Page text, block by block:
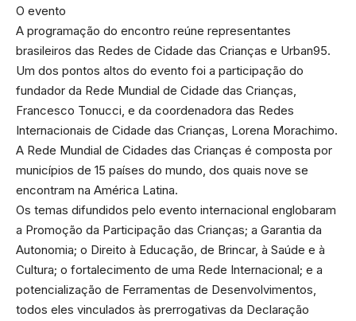
O evento
A programação do encontro reúne representantes
brasileiros das Redes de Cidade das Crianças e Urban95.
Um dos pontos altos do evento foi a participação do
fundador da Rede Mundial de Cidade das Crianças,
Francesco Tonucci, e da coordenadora das Redes
Internacionais de Cidade das Crianças, Lorena Morachimo.
A Rede Mundial de Cidades das Crianças é composta por
municípios de 15 países do mundo, dos quais nove se
encontram na América Latina.
Os temas difundidos pelo evento internacional englobaram
a Promoção da Participação das Crianças; a Garantia da
Autonomia; o Direito à Educação, de Brincar, à Saúde e à
Cultura; o fortalecimento de uma Rede Internacional; e a
potencialização de Ferramentas de Desenvolvimentos,
todos eles vinculados às prerrogativas da Declaração